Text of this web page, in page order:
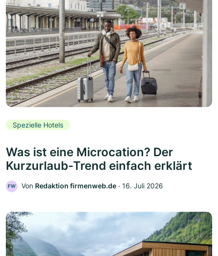
Spezielle Hotels
Was ist eine Microcation? Der
Kurzurlaub-Trend einfach erklärt
FW Von Redaktion firmenweb.de ‧ 16. Juli 2026